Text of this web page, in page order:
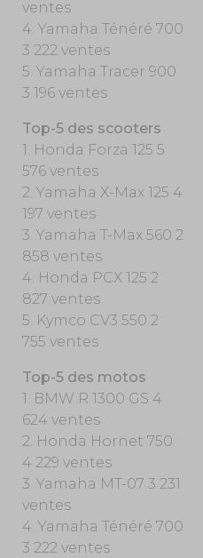
ventes
4. Yamaha Ténéré 700
3 222 ventes
5. Yamaha Tracer 900
3 196 ventes
Top-5 des scooters
1. Honda Forza 125 5
576 ventes
2. Yamaha X-Max 125 4
197 ventes
3. Yamaha T-Max 560 2
858 ventes
4. Honda PCX 125 2
827 ventes
5. Kymco CV3 550 2
755 ventes
Top-5 des motos
1. BMW R 1300 GS 4
624 ventes
2. Honda Hornet 750
4 229 ventes
3. Yamaha MT-07 3 231
ventes
4. Yamaha Ténéré 700
3 222 ventes